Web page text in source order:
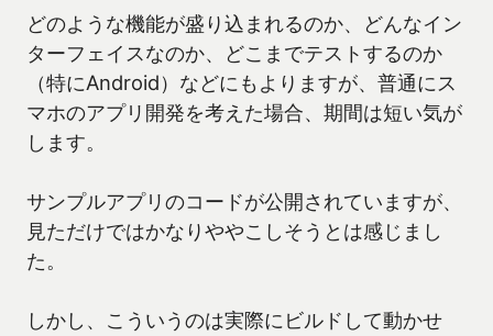
どのような機能が盛り込まれるのか、どんなイン
ターフェイスなのか、どこまでテストするのか
（特にAndroid）などにもよりますが、普通にス
マホのアプリ開発を考えた場合、期間は短い気が
します。
サンプルアプリのコードが公開されていますが、
見ただけではかなりややこしそうとは感じまし
た。
しかし、こういうのは実際にビルドして動かせ